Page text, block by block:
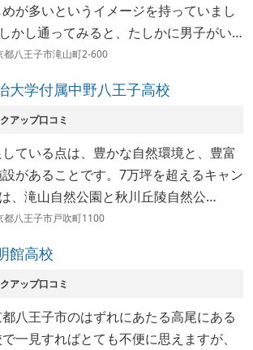
が多いというイメージを持っていまし
かし通ってみると、たしかに男子がい…
都八王子市滝山町2-600
大学付属中野八王子高校
アップ口コミ
ている点は、豊かな自然環境と、豊富
があることです。7万坪を超えるキャン
、滝山自然公園と秋川丘陵自然公…
都八王子市戸吹町1100
館高校
アップ口コミ
八王子市のはずれにあたる高尾にある
一見すればとても不便に思えますが、